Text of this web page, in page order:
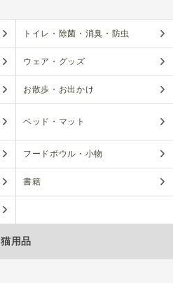
トイレ・除菌・消臭・防虫
ウェア・グッズ
お散歩・お出かけ
ベッド・マット
フードボウル・小物
書籍
猫用品